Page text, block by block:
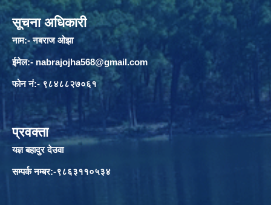
सूचना अधिकारी
नाम:- नबराज ओझा
ईमेल:- nabrajojha568@gmail.com
फोन नं:- ९८४८८२७०६१
प्रवक्ता
यज्ञ बहादुर देउवा
सम्पर्क नम्बर:-९८६३११०५३४